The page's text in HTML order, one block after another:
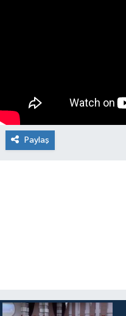
Paylaş